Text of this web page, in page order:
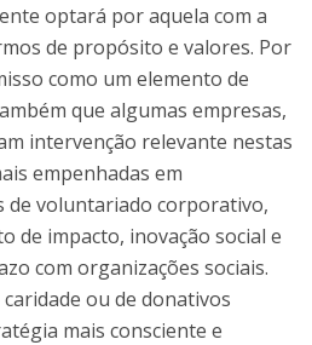
optará por aquela com a
de propósito e valores. Por
como um elemento de
que algumas empresas,
intervenção relevante nestas
empenhadas em
de voluntariado corporativo,
de impacto, inovação social e
com organizações sociais.
ou de donativos
mais consciente e